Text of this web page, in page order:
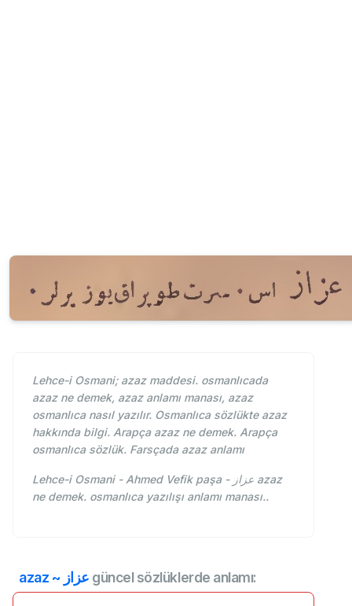
Lehce-i Osmani; azaz maddesi. osmanlıcada
azaz ne demek, azaz anlamı manası, azaz
osmanlıca nasıl yazılır. Osmanlıca sözlükte azaz
hakkında bilgi. Arapça azaz ne demek. Arapça
osmanlıca sözlük. Farsçada azaz anlamı
Lehce-i Osmani - Ahmed Vefik paşa - عزاز azaz
ne demek. osmanlıca yazılışı anlamı manası..
azaz ~ عزاز güncel sözlüklerde anlamı: